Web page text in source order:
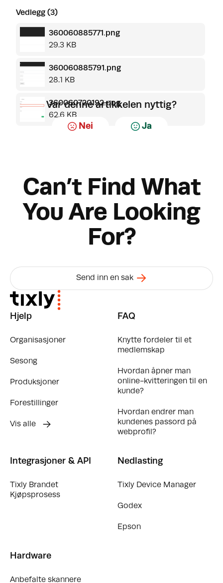
Vedlegg (3)
360060885771.png
29.3 KB
360060885791.png
28.1 KB
360060720192.png
62.6 KB
Var denne artikkelen nyttig?
Nei Ja
Can’t Find What
You Are Looking
For?
Send inn en sak
Hjelp
Organisasjoner
Sesong
Produksjoner
Forestillinger
Vis alle
FAQ
Knytte fordeler til et
medlemskap
Hvordan åpner man
online-kvitteringen til en
kunde?
Hvordan endrer man
kundenes passord på
webprofil?
Integrasjoner & API
Tixly Brandet
Kjøpsprosess
Nedlasting
Tixly Device Manager
Godex
Epson
Hardware
Anbefalte skannere